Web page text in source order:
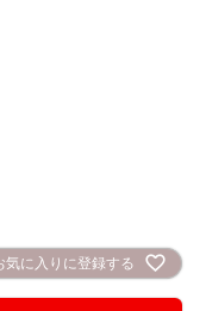
気に入りに登録する
選ぶ